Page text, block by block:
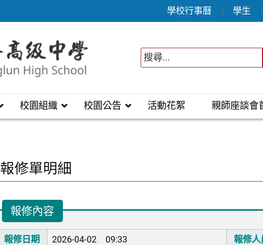
學校行事曆 學生
校園組織 校園公告 活動花絮 親師座談會
報修單明細
報修內容
報修日期 2026-04-02 09:33
報修人